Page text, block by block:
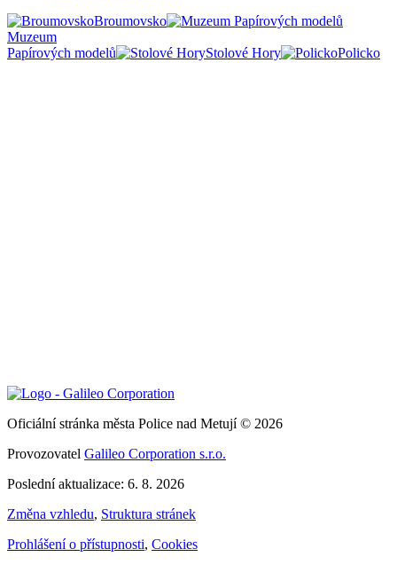
Broumovsko
Muzeum
Papírových modelů
Stolové Hory Policko
Oficiální stránka města Police nad Metují © 2026
Provozovatel Galileo Corporation s.r.o.
Poslední aktualizace: 6. 8. 2026
Změna vzhledu, Struktura stránek
Prohlášení o přístupnosti, Cookies